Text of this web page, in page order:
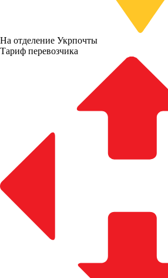
На отделение Укрпочты
Тариф перевозчика